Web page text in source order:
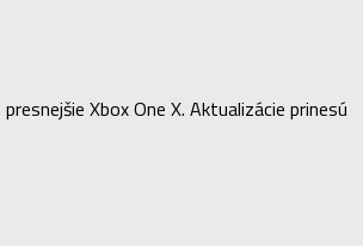
Xbox One X. Aktualizácie prinesú